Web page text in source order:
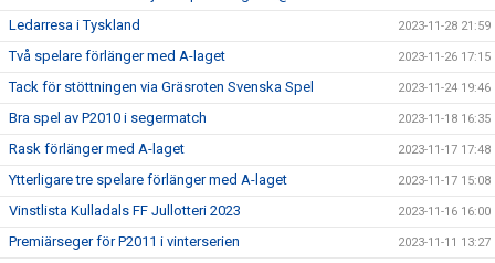
Ledarresa i Tyskland 2023-11-28 21:59
Två spelare förlänger med A-laget 2023-11-26 17:15
Tack för stöttningen via Gräsroten Svenska Spel 2023-11-24 19:46
Bra spel av P2010 i segermatch 2023-11-18 16:35
Rask förlänger med A-laget 2023-11-17 17:48
Ytterligare tre spelare förlänger med A-laget 2023-11-17 15:08
Vinstlista Kulladals FF Jullotteri 2023 2023-11-16 16:00
Premiärseger för P2011 i vinterserien 2023-11-11 13:27